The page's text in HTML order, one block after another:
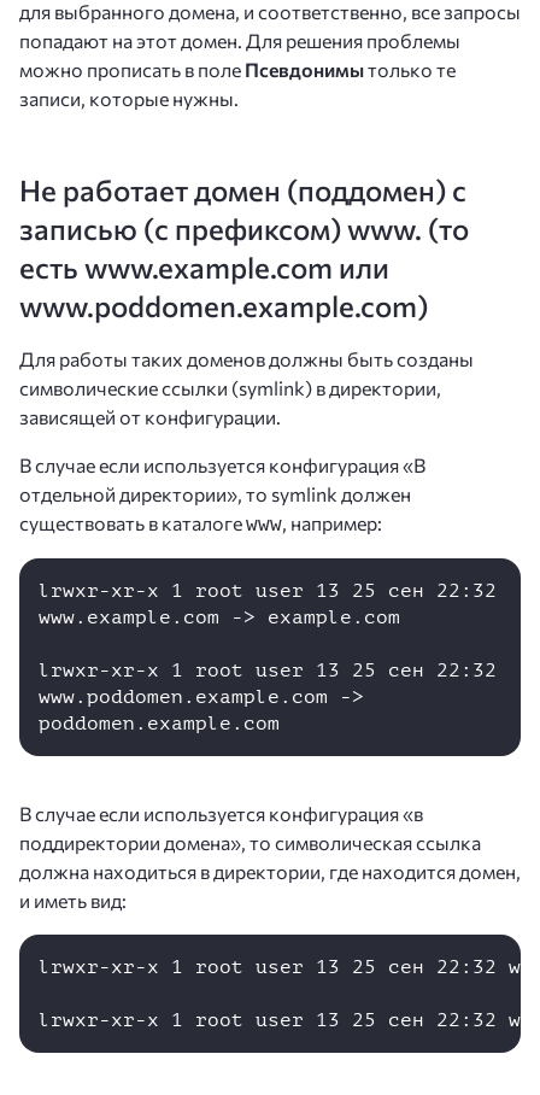
для выбранного домена, и соответственно, все запросы
попадают на этот домен. Для решения проблемы
можно прописать в поле Псевдонимытолько те
записи, которые нужны.
Не работает домен (поддомен) c
записью (c префиксом) www. (то
есть www.example.com или
www.poddomen.example.com)
Для работы таких доменов должны быть созданы
символические ссылки (symlink) в директории,
зависящей от конфигурации.
В случае если используется конфигурация «В
отдельной директории», то symlink должен
существовать в каталогеwww , например:
lrwxr-xr-x 1 root user 13 25 сен 22:32
www.example.com -> example.com
lrwxr-xr-x 1 root user 13 25 сен 22:32
www.poddomen.example.com ->
poddomen.example.com
В случае если используется конфигурация «в
поддиректории домена», то символическая ссылка
должна находиться в директории, где находится домен,
и иметь вид:
lrwxr-xr-x 1 root user 13 25 сен 22:32